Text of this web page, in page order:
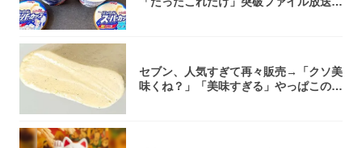
セブン、人気すぎて再々販売→「クソ美
味くね？」「美味すぎる」やっぱこのク